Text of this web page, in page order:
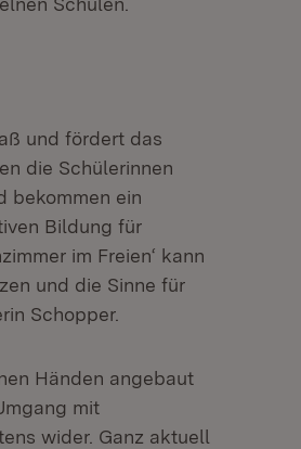
und fördert das
die Schülerinnen
bekommen ein
Bildung für
im Freien‘ kann
und die Sinne für
Schopper.
Händen angebaut
mit
wider. Ganz aktuell